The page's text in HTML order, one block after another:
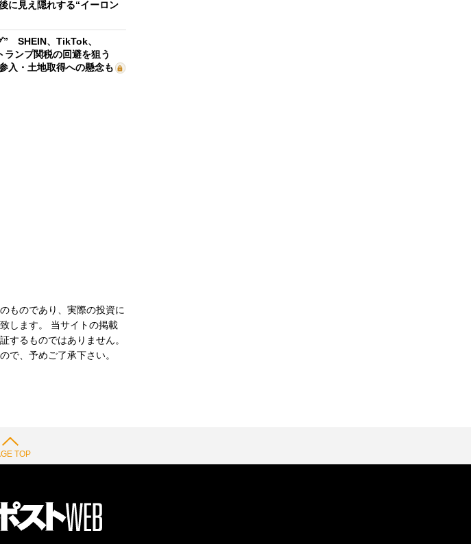
に見え隠れする“イーロン
” SHEIN、TikTok、
ランプ関税の回避を狙う
入・土地取得への懸念も
ものであり、実際の投資に
します。 当サイトの掲載
するものではありません。
で、予めご了承下さい。
TOP